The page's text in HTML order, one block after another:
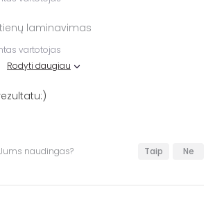
laminavimas
vartotojas
Rodyti daugiau
naudingas? Taip Ne